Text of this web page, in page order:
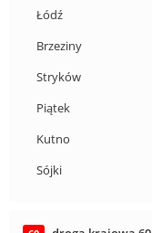
Łódź
Brzeziny
Stryków
Piątek
Kutno
Sójki